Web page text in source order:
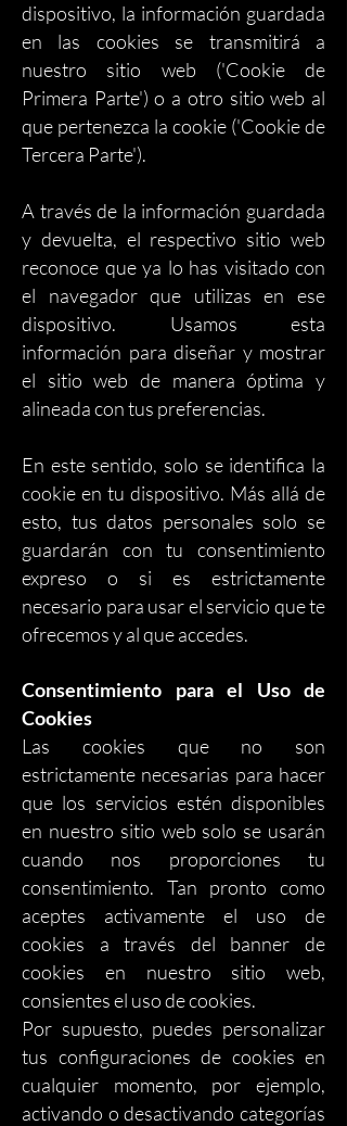
dispositivo, la información guardada
en las cookies se transmitirá a
nuestro sitio web ('Cookie de
Primera Parte') o a otro sitio web al
que pertenezca la cookie ('Cookie de
Tercera Parte').
A través de la información guardada
y devuelta, el respectivo sitio web
reconoce que ya lo has visitado con
el navegador que utilizas en ese
dispositivo. Usamos esta
información para diseñar y mostrar
el sitio web de manera óptima y
alineada con tus preferencias.
En este sentido, solo se identifica la
cookie en tu dispositivo. Más allá de
esto, tus datos personales solo se
guardarán con tu consentimiento
expreso o si es estrictamente
necesario para usar el servicio que te
ofrecemos y al que accedes.
Consentimiento para el Uso de
Cookies
Las cookies que no son
estrictamente necesarias para hacer
que los servicios estén disponibles
en nuestro sitio web solo se usarán
cuando nos proporciones tu
consentimiento. Tan pronto como
aceptes activamente el uso de
cookies a través del banner de
cookies en nuestro sitio web,
consientes el uso de cookies.
Por supuesto, puedes personalizar
tus configuraciones de cookies en
cualquier momento, por ejemplo,
activando o desactivando categorías